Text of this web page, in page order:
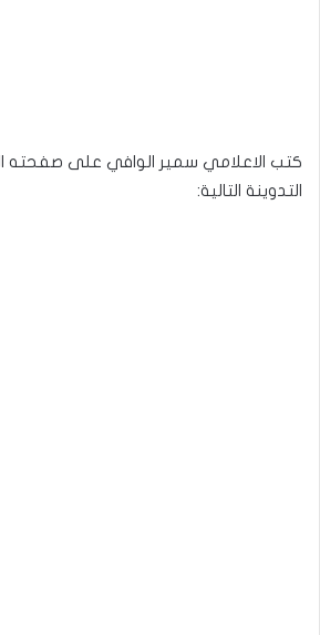
كتب الاعلامي سمير الوافي على صفحته
التدوينة التالية: